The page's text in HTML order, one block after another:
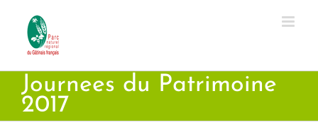
contenu
Journees du Patrimoine
2017